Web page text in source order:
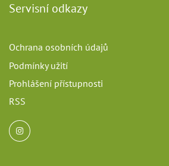
Servisní odkazy
Ochrana osobních údajů
Podmínky užití
Prohlášení přístupnosti
RSS